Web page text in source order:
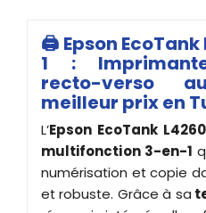
🖨️ Epson EcoTank
1 :
recto-verso
meilleur prix en
L’Epson EcoTank L4260
multifonction 3-en-1
numérisation et copie
et robuste. Grâce à sa